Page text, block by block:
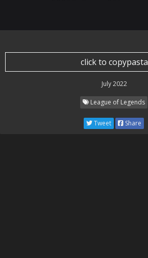
click to copypasta
July 2022
League of Legends
Tweet Share